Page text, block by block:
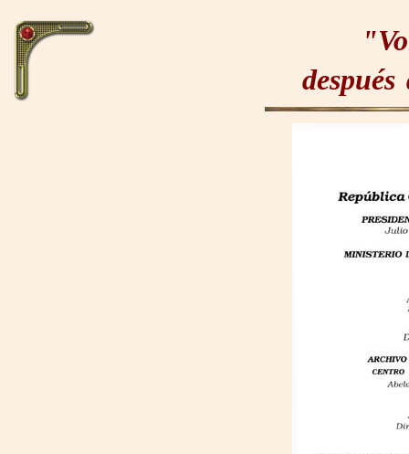
después